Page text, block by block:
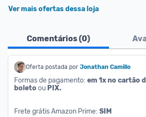
Ver mais ofertas dessa loja
Comentários (0)
Oferta postada por Jonathan Camillo
Formas de pagamento: em 1x no cartão
boleto ou PIX.
Frete grátis Amazon Prime: SIM